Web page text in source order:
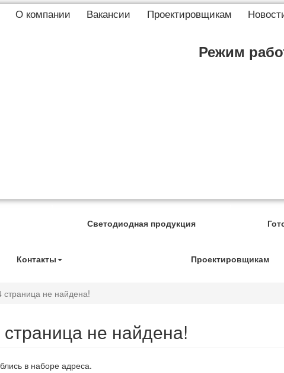
О компании Вакансии Проектировщикам
Режим
Светодиодная продукция
Контакты Проектировщикам
страница не найдена!
не найдена!
в наборе адреса.